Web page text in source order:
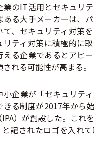
のIT活用とセキュリ
ある大手メーカーは、
て、セキュリティ対策
リティ対策に積極的に
える企業であるとアピ
される可能性が高まる。
企業が「セキュリテ
る制度が2017年から
）が創設した。これ
記されたロゴを入れ